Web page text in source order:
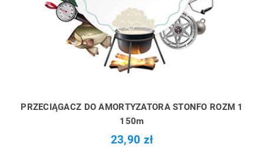
PRZECIĄGACZ DO AMORTYZATORA STONFO ROZM 1
150m
23,90 zł